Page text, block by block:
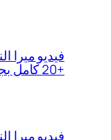
فيديو ميرا
+20 كامل بجودة عالية
فيديو ميرا